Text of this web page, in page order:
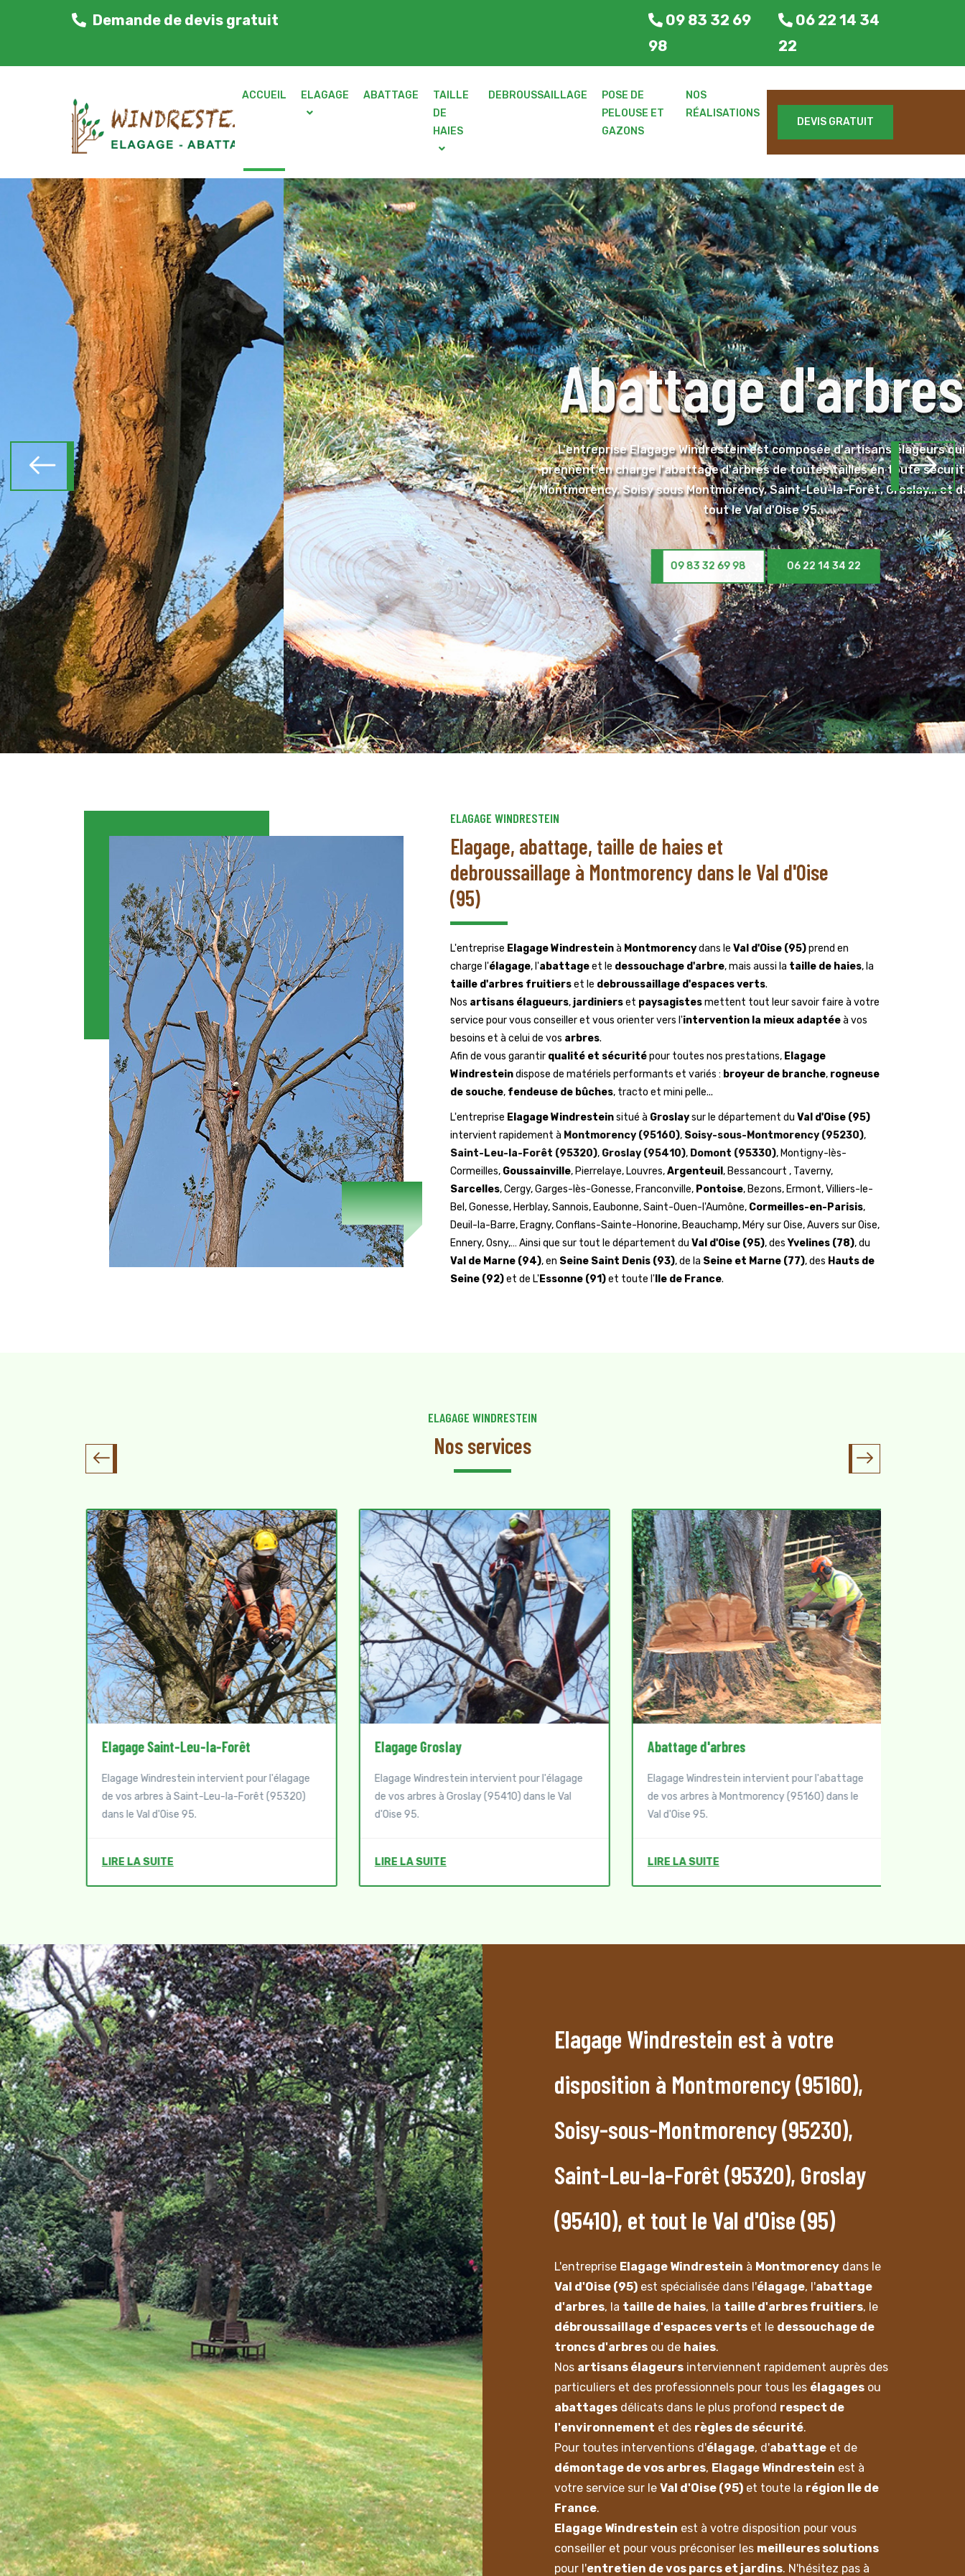
Demande de devis gratuit
09 83 32 69
98
06 22 14 34
22
ACCUEIL ELAGAGE ABATTAGE
TAILLE
DE
HAIES
DEBROUSSAILLAGE
POSE DE
PELOUSE ET
GAZONS
NOS
RÉALISATIONS
DEVIS GRATUIT
Abattage d'arbres
L'entreprise Elagage Windrestein est composée d'artisans élageurs qui
prennent en charge l'abattage d'arbres de toutes tailles en toute sécurité à
Montmorency, Soisy sous Montmorency, Saint-Leu-la-Forêt, Groslay... et dans
tout le Val d'Oise 95.
09 83 32 69 98 06 22 14 34 22
ELAGAGE WINDRESTEIN
Elagage, abattage, taille de haies et
debroussaillage à Montmorency dans le Val d'Oise
(95)
L'entreprise Elagage Windresteinà Montmorencydans le Val d'Oise (95)prend en
charge l'élagage, l'abattageet le dessouchage d'arbre, mais aussi la taille de haies, la
taille d'arbres fruitierset le debroussaillage d'espaces verts.
Nos artisans élagueurs, jardinierset paysagistesmettent tout leur savoir faire à votre
service pour vous conseiller et vous orienter vers l'intervention la mieux adaptéeà vos
besoins et à celui de vos arbres.
Afin de vous garantir qualité et sécuritépour toutes nos prestations, Elagage
Windresteindispose de matériels performants et variés : broyeur de branche, rogneuse
de souche, fendeuse de bûches, tracto et mini pelle...
L'entreprise Elagage Windresteinsitué à Groslaysur le département du Val d'Oise (95)
intervient rapidement à Montmorency (95160), Soisy-sous-Montmorency (95230),
Saint-Leu-la-Forêt (95320), Groslay (95410), Domont (95330), Montigny-lès-
Cormeilles, Goussainville, Pierrelaye, Louvres,Argenteuil , Bessancourt , Taverny,
Sarcelles, Cergy, Garges-lès-Gonesse, Franconville, Pontoise, Bezons, Ermont, Villiers-le-
Bel, Gonesse, Herblay, Sannois, Eaubonne, Saint-Ouen-l'Aumône, Cormeilles-en-Parisis,
Deuil-la-Barre, Eragny, Conflans-Sainte-Honorine, Beauchamp, Méry sur Oise, Auvers sur Oise,
Ennery, Osny,… Ainsi que sur tout le département du Val d'Oise (95), desYvelines (78), du
Val de Marne (94), en Seine Saint Denis (93), de la Seine et Marne (77), des Hauts de
Seine (92)et de L'Essonne (91)et toute l' Ile de France.
ELAGAGE WINDRESTEIN
Nos services
Elagage Groslay
Elagage Windrestein intervient pour l'élagage
de vos arbres à Groslay (95410) dans le Val
d'Oise 95.
LIRE LA SUITE
Abattage d'arbres
Elagage Windrestein intervient pour l'abattage
de vos arbres à Montmorency (95160) dans le
Val d'Oise 95.
LIRE LA SUITE
Taille de haies
Elagage Windrestein intervient pour la taille de
vos haies à Montmorency (95160) dans le Val
d'Oise 95.
LIRE LA SUITE
Elagage Windrestein est à votre
disposition à Montmorency (95160),
Soisy-sous-Montmorency (95230),
Saint-Leu-la-Forêt (95320), Groslay
(95410), et tout le Val d'Oise (95)
L'entreprise Elagage Windrestein à Montmorency dans le
Val d'Oise (95) est spécialisée dans l'élagage, l'abattage
d'arbres, la taille de haies, la taille d'arbres fruitiers, le
débroussaillage d'espaces verts et le dessouchage de
troncs d'arbres ou de haies.
Nos artisans élageurs interviennent rapidement auprès des
particuliers et des professionnels pour tous les élagages ou
abattages délicats dans le plus profond respect de
l'environnement et des règles de sécurité.
Pour toutes interventions d'élagage, d'abattage et de
démontage de vos arbres, Elagage Windrestein est à
votre service sur le Val d'Oise (95) et toute la région Ile de
France.
Elagage Windrestein est à votre disposition pour vous
conseiller et pour vous préconiser les meilleures solutions
pour l'entretien de vos parcs et jardins. N'hésitez pas à